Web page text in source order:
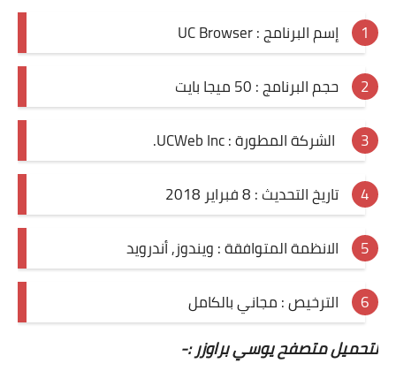
إسم البرنامج : UC Browser
حجم البرنامج : 50 ميجا بايت
الشركة المطورة :UCWeb Inc
.
تاريخ التحديث : 8 فبراير 2018
الانظمة المتوافقة : ويندوز, أندرويد
الترخيص : مجاني بالكامل
لتحميل متصفح يوسي براوزر :-